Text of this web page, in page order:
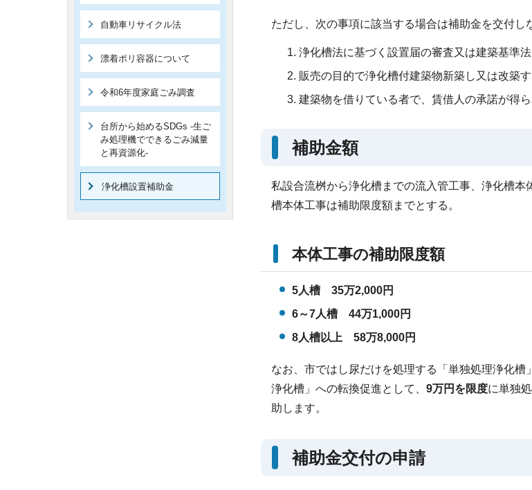
ただし、次の事項に該当する場合は補助金を交付し
浄化槽法に基づく設置届の審査又は建築基準
販売の目的で浄化槽付建築物新築し又は改築
建築物を借りている者で、賃借人の承諾が得
補助金額
私設合流桝から浄化槽までの流入管工事、浄化槽
槽本体工事は補助限度額までとする。
本体工事の補助限度額
5人槽 35万2,000円
6～7人槽 44万1,000円
8人槽以上 58万8,000円
なお、市ではし尿だけを処理する「単独処理浄化
浄化槽」への転換促進として、 9万円を限度に単独
助します。
補助金交付の申請
自動車リサイクル法
漂着ポリ容器について
令和6年度家庭ごみ調査
台所から始めるSDGs -生ご
み処理機でできるごみ減量
と再資源化-
浄化槽設置補助金